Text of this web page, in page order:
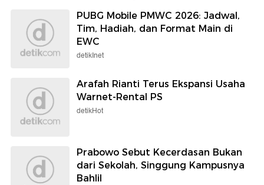
PUBG Mobile PMWC 2026: Jadwal,
Tim, Hadiah, dan Format Main di
EWC
detikInet
Arafah Rianti Terus Ekspansi Usaha
Warnet-Rental PS
detikHot
Prabowo Sebut Kecerdasan Bukan
dari Sekolah, Singgung Kampusnya
Bahlil